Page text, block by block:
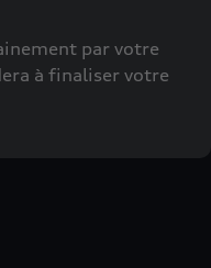
par votre
à finaliser votre